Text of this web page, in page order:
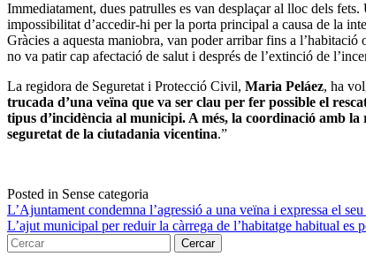
Immediatament, dues patrulles es van desplaçar al lloc dels
impossibilitat d’accedir-hi per la porta principal a causa de la
Gràcies a aquesta maniobra, van poder arribar fins a
no va patir cap afectació de salut i després de l’extinció de
La regidora de Seguretat i Protecció Civil, Maria Peláez, ha
trucada d’una veïna que va ser clau per fer possible el
tipus d’incidència al municipi. A més, la coordinació amb
seguretat de la ciutadania vicentina.”
Posted in Sense categoria
Navegació
d'entrades
L’Ajuntament condemna l’agressió a una veïna i expressa el
L’ajut municipal per reduir la càrrega de l’habitatge habitual es